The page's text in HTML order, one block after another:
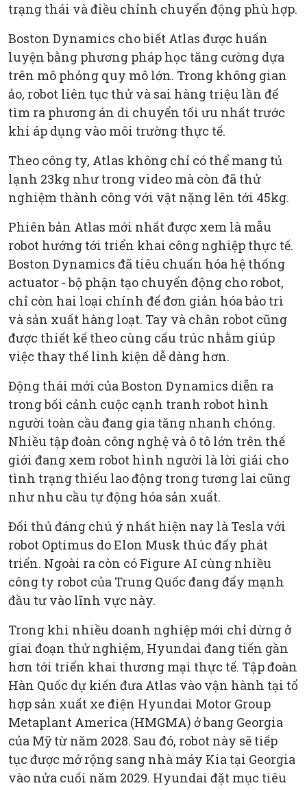
trạng thái và điều chỉnh chuyển động phù hợp.
Boston Dynamics cho biết Atlas được huấn
luyện bằng phương pháp học tăng cường dựa
trên mô phỏng quy mô lớn. Trong không gian
ảo, robot liên tục thử và sai hàng triệu lần để
tìm ra phương án di chuyển tối ưu nhất trước
khi áp dụng vào môi trường thực tế.
Theo công ty, Atlas không chỉ có thể mang tủ
lạnh 23kg như trong video mà còn đã thử
nghiệm thành công với vật nặng lên tới 45kg.
Phiên bản Atlas mới nhất được xem là mẫu
robot hướng tới triển khai công nghiệp thực tế.
Boston Dynamics đã tiêu chuẩn hóa hệ thống
actuator - bộ phận tạo chuyển động cho robot,
chỉ còn hai loại chính để đơn giản hóa bảo trì
và sản xuất hàng loạt. Tay và chân robot cũng
được thiết kế theo cùng cấu trúc nhằm giúp
việc thay thế linh kiện dễ dàng hơn.
Động thái mới của Boston Dynamics diễn ra
trong bối cảnh cuộc cạnh tranh robot hình
người toàn cầu đang gia tăng nhanh chóng.
Nhiều tập đoàn công nghệ và ô tô lớn trên thế
giới đang xem robot hình người là lời giải cho
tình trạng thiếu lao động trong tương lai cũng
như nhu cầu tự động hóa sản xuất.
Đối thủ đáng chú ý nhất hiện nay là Tesla với
robot Optimus do Elon Musk thúc đẩy phát
triển. Ngoài ra còn có Figure AI cùng nhiều
công ty robot của Trung Quốc đang đẩy mạnh
đầu tư vào lĩnh vực này.
Trong khi nhiều doanh nghiệp mới chỉ dừng ở
giai đoạn thử nghiệm, Hyundai đang tiến gần
hơn tới triển khai thương mại thực tế. Tập đoàn
Hàn Quốc dự kiến đưa Atlas vào vận hành tại tổ
hợp sản xuất xe điện Hyundai Motor Group
Metaplant America (HMGMA) ở bang Georgia
của Mỹ từ năm 2028. Sau đó, robot này sẽ tiếp
tục được mở rộng sang nhà máy Kia tại Georgia
vào nửa cuối năm 2029. Hyundai đặt mục tiêu